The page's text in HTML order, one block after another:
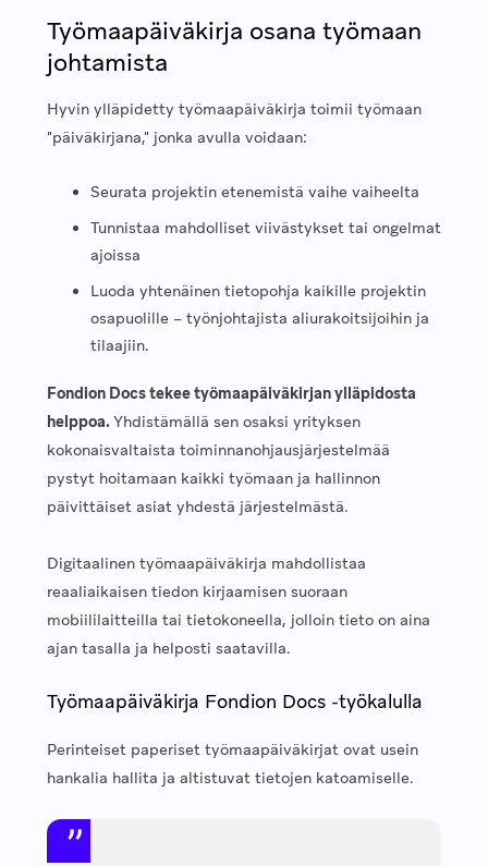
Työmaapäiväkirja osana työmaan
johtamista
Hyvin ylläpidetty työmaapäiväkirja toimii työmaan
"päiväkirjana," jonka avulla voidaan:
Seurata projektin etenemistä vaihe vaiheelta
Tunnistaa mahdolliset viivästykset tai ongelmat
ajoissa
Luoda yhtenäinen tietopohja kaikille projektin
osapuolille – työnjohtajista aliurakoitsijoihin ja
tilaajiin.
Fondion Docs tekee työmaapäiväkirjan ylläpidosta
helppoa.Yhdistämällä sen osaksi yrityksen
kokonaisvaltaista toiminnanohjausjärjestelmää
pystyt hoitamaan kaikki työmaan ja hallinnon
päivittäiset asiat yhdestä järjestelmästä.
Digitaalinen työmaapäiväkirja mahdollistaa
reaaliaikaisen tiedon kirjaamisen suoraan
mobiililaitteilla tai tietokoneella, jolloin tieto on aina
ajan tasalla ja helposti saatavilla.
Työmaapäiväkirja Fondion Docs -työkalulla
Perinteiset paperiset työmaapäiväkirjat ovat usein
hankalia hallita ja altistuvat tietojen katoamiselle.